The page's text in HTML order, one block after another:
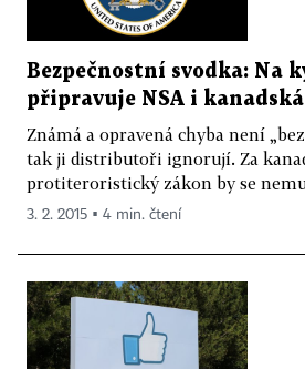
Bezpečnostní svodka: Na
připravuje NSA i kanadská
Známá a opravená chyba není
tak ji distributoři ignorují. Za
protiteroristický zákon by se
3. 2. 2015 ▪ 4 min. čtení